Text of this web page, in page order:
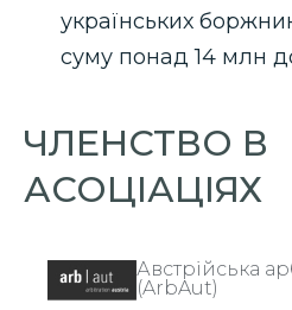
українських
суму понад 14 млн
ЧЛЕНСТВО В
АСОЦІАЦІЯХ
Австрійська
(ArbAut)